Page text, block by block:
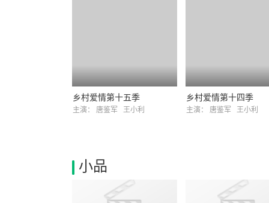
乡村爱情第十五季
主演： 唐鉴军 王小利
乡村爱情第十四季
主演： 唐鉴军 王小利
小品